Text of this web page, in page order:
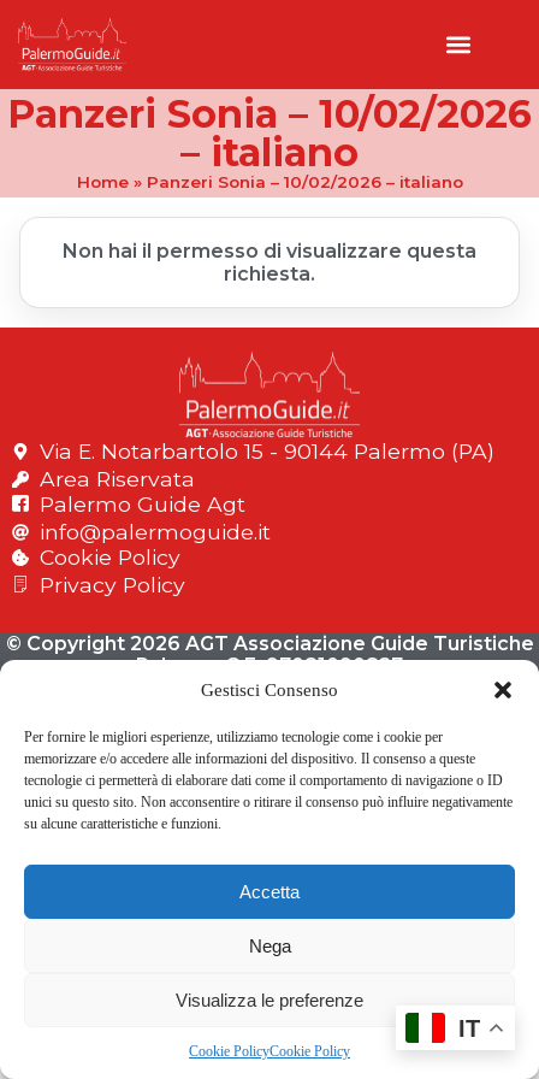
Gestisci Consenso
Per fornire le migliori esperienze, utilizziamo tecnologie come i cookie per
memorizzare e/o accedere alle informazioni del dispositivo. Il consenso a queste
tecnologie ci permetterà di elaborare dati come il comportamento di navigazione o ID
unici su questo sito. Non acconsentire o ritirare il consenso può influire negativamente
su alcune caratteristiche e funzioni.
Accetta
Nega
Visualizza le preferenze
Cookie PolicyCookie Policy
Panzeri Sonia – 10/02/2026
– italiano
Home» Panzeri Sonia – 10/02/2026 – italiano
Non hai il permesso di visualizzare questa
richiesta.
Via E. Notarbartolo 15 - 90144 Palermo (PA)
Area Riservata
Palermo Guide Agt
info@palermoguide.it
Cookie Policy
Privacy Policy
© Copyright 2026 AGT Associazione Guide Turistiche
Palermo C.F. 97081090827
IT